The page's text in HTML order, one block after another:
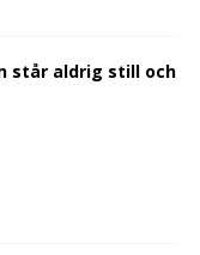
står aldrig still och